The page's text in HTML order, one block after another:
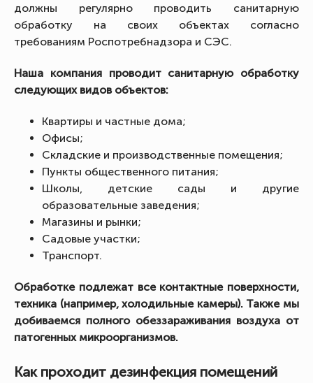
должны регулярно проводить санитарную
обработку на своих объектах согласно
требованиям Роспотребнадзора и СЭС.
Наша компания проводит санитарную обработку
следующих видов объектов:
Квартиры и частные дома;
Офисы;
Складские и производственные помещения;
Пункты общественного питания;
Школы, детские сады и другие
образовательные заведения;
Магазины и рынки;
Садовые участки;
Транспорт.
Обработке подлежат все контактные поверхности,
техника (например, холодильные камеры). Также мы
добиваемся полного обеззараживания воздуха от
патогенных микроорганизмов.
Как проходит дезинфекция помещений